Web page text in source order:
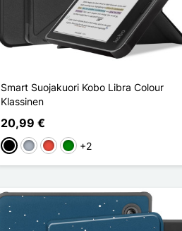
Smart Suojakuori Kobo Libra Colour
Klassinen
20,99 €
MustaHarmaaPunainen
Vihreä
+2